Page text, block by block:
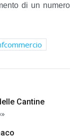
di un numero
Cantine